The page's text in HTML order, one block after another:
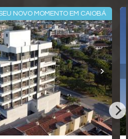
NOVO MOMENTO EM CAIOBÁ